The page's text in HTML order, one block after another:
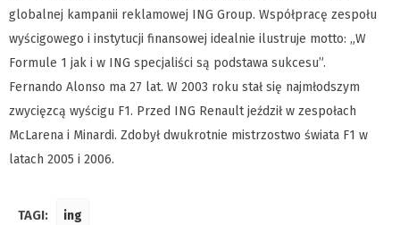
globalnej kampanii reklamowej ING Group. Współpracę zespołu
wyścigowego i instytucji finansowej idealnie ilustruje motto: „W
Formule 1 jak i w ING specjaliści są podstawa sukcesu”.
Fernando Alonso ma 27 lat. W 2003 roku stał się najmłodszym
zwycięzcą wyścigu F1. Przed ING Renault jeździł w zespołach
McLarena i Minardi. Zdobył dwukrotnie mistrzostwo świata F1 w
latach 2005 i 2006.
TAGI: ing